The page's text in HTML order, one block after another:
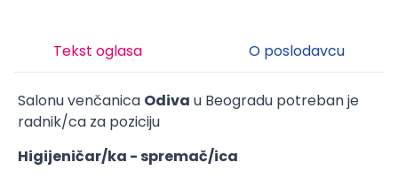
Tekst oglasa O poslodavcu
Salonu venčanica Odiva u Beogradu potreban je
radnik/ca za poziciju
Higijeničar/ka - spremač/ica